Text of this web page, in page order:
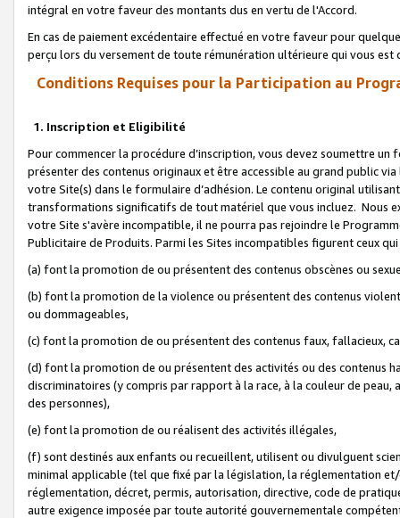
intégral en votre faveur des montants dus en vertu de l'Accord.
En cas de paiement excédentaire effectué en votre faveur pour
perçu lors du versement de toute rémunération ultérieure qui vous est
Conditions Requises pour la Participation au
1. Inscription et Eligibilité
Pour commencer la procédure d’inscription, vous devez soumettre
présenter des contenus originaux et être accessible au grand public
votre Site(s) dans le formulaire d’adhésion. Le contenu original
transformations significatifs de tout matériel que vous incluez. Nous
votre Site s'avère incompatible, il ne pourra pas rejoindre le
Publicitaire de Produits. Parmi les Sites incompatibles figurent ceux
(a) font la promotion de ou présentent des contenus obscènes ou
(b) font la promotion de la violence ou présentent des contenus
ou dommageables,
(c) font la promotion de ou présentent des contenus faux, fallacieux,
(d) font la promotion de ou présentent des activités ou des contenus
discriminatoires (y compris par rapport à la race, à la couleur de
des personnes),
(e) font la promotion de ou réalisent des activités illégales,
(f) sont destinés aux enfants ou recueillent, utilisent ou divulguent
minimal applicable (tel que fixé par la législation, la réglementation
réglementation, décret, permis, autorisation, directive, code de
autre exigence imposée par toute autorité gouvernementale